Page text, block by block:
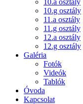
10.g osztály
11.a osztály
11.g osztály
12.a osztály
12.g osztály
Galéria
Fotók
Videók
Tablók
Óvoda
Kapcsolat